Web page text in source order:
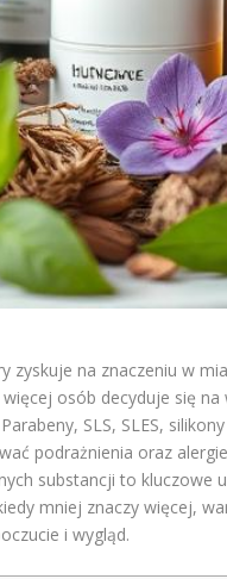
zyskuje na znaczeniu w
osób decyduje się
SLS, SLES,
podrażnienia oraz
substancji to
mniej znaczy więcej,
i wygląd.